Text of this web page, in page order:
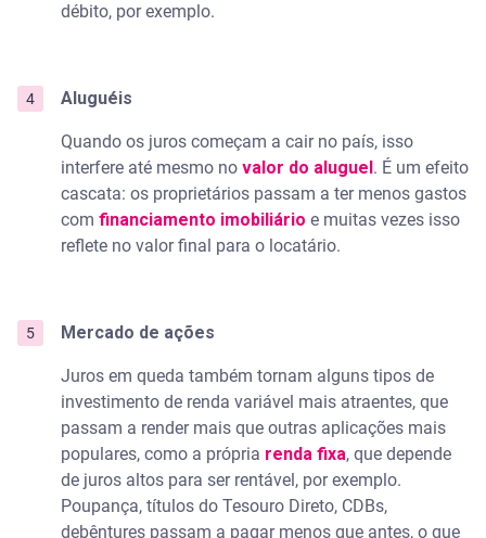
débito, por exemplo.
Aluguéis
Quando os juros começam a cair no país, isso
interfere até mesmo no valor do aluguel . É um efeito
cascata: os proprietários passam a ter menos gastos
com financiamento imobiliário e muitas vezes isso
reflete no valor final para o locatário.
Mercado de ações
Juros em queda também tornam alguns tipos de
investimento de renda variável mais atraentes, que
passam a render mais que outras aplicações mais
populares, como a própria renda fixa, que depende
de juros altos para ser rentável, por exemplo.
Poupança, títulos do Tesouro Direto, CDBs,
debêntures passam a pagar menos que antes, o que